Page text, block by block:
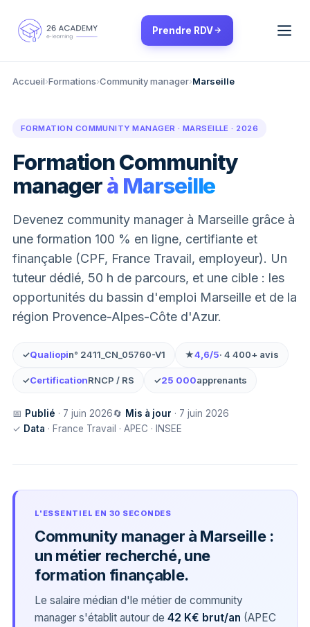
Prendre RDV
Accueil›Formations›Community manager›Marseille
FORMATION COMMUNITY MANAGER · MARSEILLE · 2026
Formation Community
managerà Marseille
Devenez community manager à Marseille grâce à
une formation 100 % en ligne, certifiante et
finançable (CPF, France Travail, employeur). Un
tuteur dédié, 50 h de parcours, et une cible : les
opportunités du bassin d'emploi Marseille et de la
région Provence-Alpes-Côte d'Azur.
✓Qualiopin° 2411_CN_05760-V1 ★4,6/5· 4 400+ avis
✓CertificationRNCP / RS ✓25 000apprenants
📅 Publié · 7 juin 2026🔄 Mis à jour · 7 juin 2026
✓ Data · France Travail · APEC · INSEE
L'ESSENTIEL EN 30 SECONDES
Community manager à Marseille :
un métier recherché, une
formation finançable.
Le salaire médian d'le métier de community
manager s'établit autour de 42 K€ brut/an (APEC